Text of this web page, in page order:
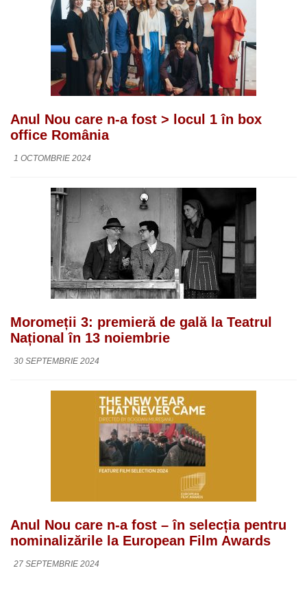
Anul Nou care n-a fost > locul 1 în box
office România
1 OCTOMBRIE 2024
Moromeții 3: premieră de gală la Teatrul
Național în 13 noiembrie
30 SEPTEMBRIE 2024
Anul Nou care n-a fost – în selecția pentru
nominalizările la European Film Awards
27 SEPTEMBRIE 2024